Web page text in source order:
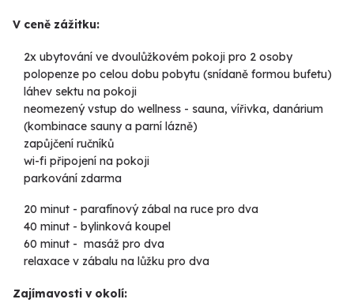
V ceně zážitku:
2x ubytování ve dvoulůžkovém pokoji pro 2 osoby
polopenze po celou dobu pobytu (snídaně formou bufetu)
láhev sektu na pokoji
neomezený vstup do wellness - sauna, vířivka, danárium
(kombinace sauny a parní lázně)
zapůjčení ručníků
wi-fi připojení na pokoji
parkování zdarma
20 minut - parafínový zábal na ruce pro dva
40 minut - bylinková koupel
60 minut - masáž pro dva
relaxace v zábalu na lůžku pro dva
Zajímavosti v okolí: